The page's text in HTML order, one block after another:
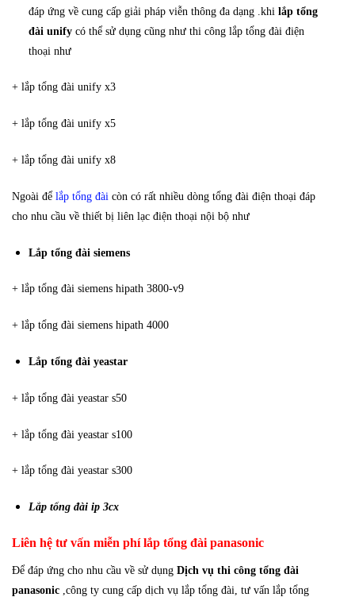
đáp ứng về cung cấp giải pháp viễn thông đa dạng .khi lắp tổng
đài unify có thể sử dụng cũng như thi công lắp tổng đài điện
thoại như
+ lắp tổng đài unify x3
+ lắp tổng đài unify x5
+ lắp tổng đài unify x8
Ngoài để lắp tổng đài còn có rất nhiều dòng tổng đài điện thoại đáp
cho nhu cầu về thiết bị liên lạc điện thoại nội bộ như
Lắp tổng đài siemens
+ lắp tổng đài siemens hipath 3800-v9
+ lắp tổng đài siemens hipath 4000
Lắp tổng đài yeastar
+ lắp tổng đài yeastar s50
+ lắp tổng đài yeastar s100
+ lắp tổng đài yeastar s300
Lắp tổng đài ip 3cx
Liên hệ tư vấn miễn phí lắp tổng đài panasonic
Để đáp ứng cho nhu cầu về sử dụng Dịch vụ thi công tổng đài
panasonic ,công ty cung cấp dịch vụ lắp tổng đài, tư vấn lắp tổng